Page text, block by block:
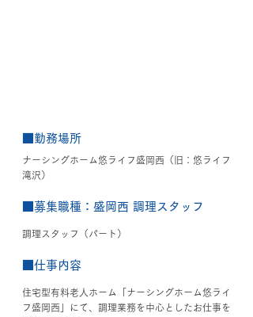
■勤務場所
ナーシングホーム悠ライフ盛岡西（旧：悠ライフ
滝沢）
■募集職種：盛岡西 調理スタッフ
調理スタッフ（パート）
■仕事内容
住宅型有料老人ホーム「ナーシングホーム悠ライ
フ盛岡西」にて、調理業務を中心としたお仕事を